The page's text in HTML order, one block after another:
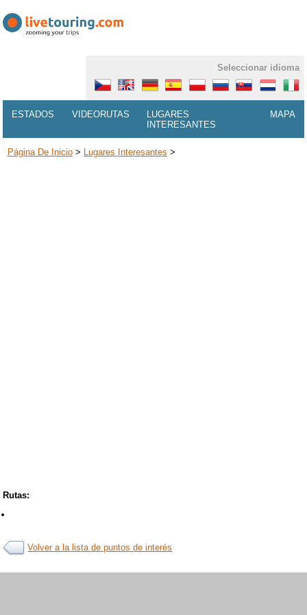
Seleccionar idioma
ESTADOS VIDEORUTAS
LUGARES
INTERESANTES
MAPA
Página De Inicio> Lugares Interesantes >
Rutas:
Volver a la lista de puntos de interés